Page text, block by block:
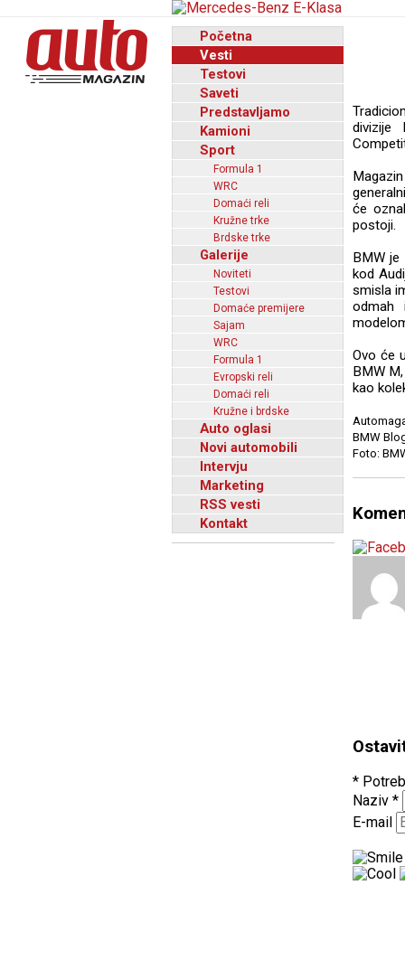
Početna
Vesti
Testovi
Saveti
Predstavljamo
Kamioni
Sport
Formula 1
WRC
Domaći reli
Kružne trke
Brdske trke
Galerije
Noviteti
Testovi
Domaće premijere
Sajam
WRC
Formula 1
Evropski reli
Domaći reli
Kružne i brdske
Auto oglasi
Novi automobili
Intervju
Marketing
RSS vesti
Kontakt
divizije
će
postoji.
BMW
kod
smisla
odmah
Ovo će
BMW
kao
BMW
Foto:
*
Naziv *
E-mail